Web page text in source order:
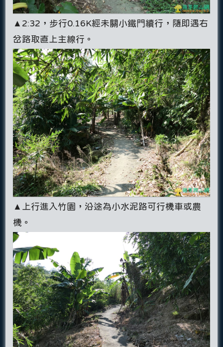
▲2:32，步行0.16K經未關小鐵門續行，隨即遇右
岔路取直上主線行。
▲上行進入竹園，沿途為小水泥路可行機車或農
機。